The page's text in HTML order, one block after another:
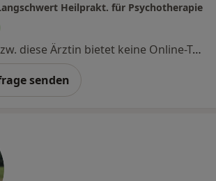
Heilprakt. für Psychotherapie
Dieser Arzt bzw. diese Ärztin bietet keine Online-Terminbuchung an diesem Standort an.
senden